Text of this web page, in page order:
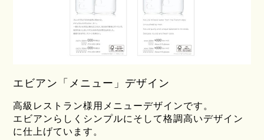
エビアン「メニュー」デザイン
高級レストラン様用メニューデザインです。
エビアンらしくシンプルにそして格調高いデザイン
に仕上げています。